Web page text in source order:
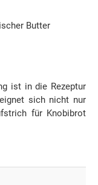
Butter
ist in die Rezeptur
sich nicht nur
für Knobibrot